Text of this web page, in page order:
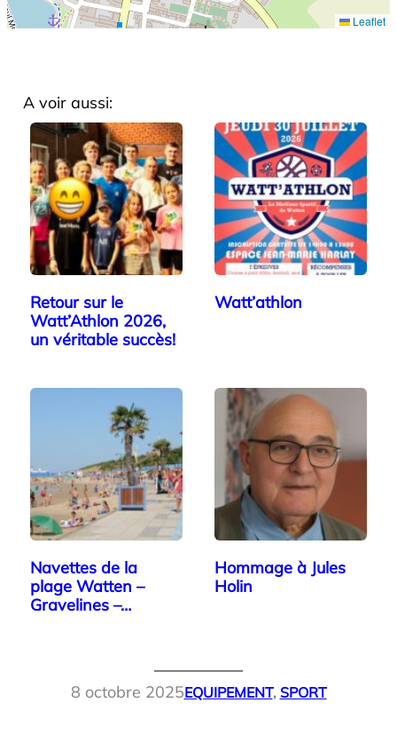
Leaflet
A voir aussi:
Retour sur le
Watt’Athlon 2026,
un véritable succès!
Watt’athlon
Navettes de la
plage Watten –
Gravelines –…
Hommage à Jules
Holin
8 octobre 2025EQUIPEMENT, SPORT